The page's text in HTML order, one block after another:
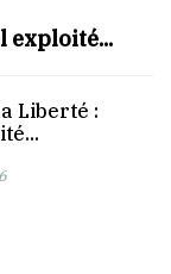
exploité...
Liberté :